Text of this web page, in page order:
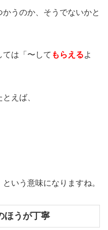
うのか、そうでないかと
は「〜して もらえるよ
えば、
いう意味になりますね。
ほうが丁寧